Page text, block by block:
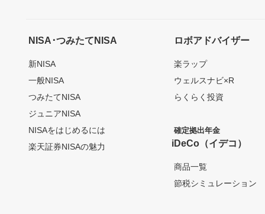
NISA･つみたてNISA
新NISA
一般NISA
つみたてNISA
ジュニアNISA
NISAをはじめるには
楽天証券NISAの魅力
ロボアドバイザー
楽ラップ
ウェルスナビ×R
らくらく投資
確定拠出年金
iDeCo（イデコ）
商品一覧
節税シミュレーション